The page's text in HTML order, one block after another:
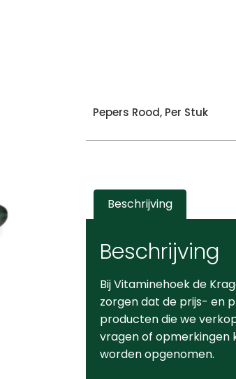
Pepers Rood, Per Stuk
Beschrijving
Beschrijving
Bij Vitaminehoek de
zorgen dat de prijs- en
producten die we
vragen of opmerkingen
worden opgenomen.